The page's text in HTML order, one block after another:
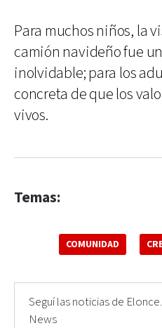
Para muchos niños, la
camión navideño fue
inolvidable; para los
concreta de que los
vivos.
Temas:
COMUNIDAD
Seguí las noticias de
News